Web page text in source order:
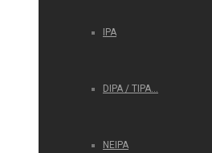
IPA
DIPA / TIPA…
NEIPA